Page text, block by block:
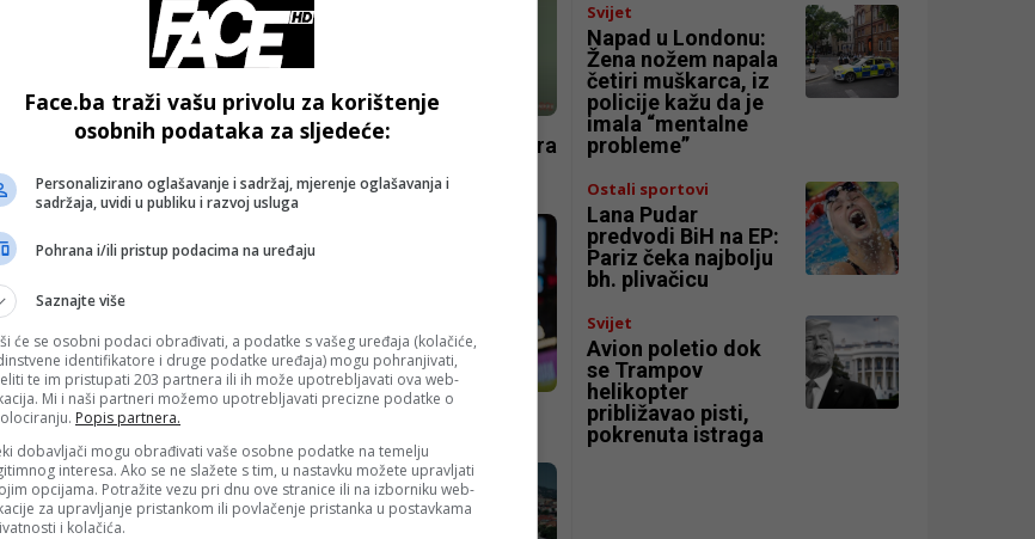
berzi promet
BIZNIS
Diatea – Čaj za regulaciju šećera
u krvi (VIDEO)
za mršavljenje
BIZNIS
podržao Wall Street
Svijet
Napad u Londonu:
Žena nožem napala
četiri muškarca, iz
policije kažu da je
imala “mentalne
probleme”
Ostali sportovi
Lana Pudar
predvodi BiH na EP:
Pariz čeka najbolju
bh. plivačicu
Svijet
Avion poletio dok
se Trampov
helikopter
približavao pisti,
pokrenuta istraga
Face.ba traži vašu privolu za korištenje
osobnih podataka za sljedeće:
Personalizirano oglašavanje i sadržaj, mjerenje oglašavanja i
sadržaja, uvidi u publiku i razvoj usluga
Pohrana i/ili pristup podacima na uređaju
Saznajte više
će se osobni podaci obrađivati, a podatke s vašeg uređaja (kolačiće,
identifikatore i druge podatke uređaja) mogu pohranjivati,
te im pristupati 203 partnera ili ih može upotrebljavati ova web-
Mi i naši partneri možemo upotrebljavati precizne podatke o
Popis partnera.
dobavljači mogu obrađivati vaše osobne podatke na temelju
interesa. Ako se ne slažete s tim, u nastavku možete upravljati
opcijama. Potražite vezu pri dnu ove stranice ili na izborniku web-
za upravljanje pristankom ili povlačenje pristanka u postavkama
i kolačića.